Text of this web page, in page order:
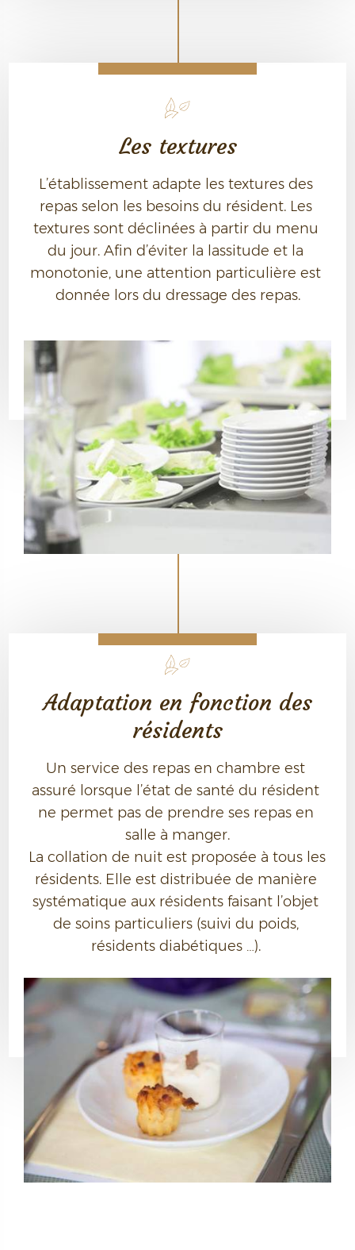
Les textures
L’établissement adapte les textures des
repas selon les besoins du résident. Les
textures sont déclinées à partir du menu
du jour. Afin d’éviter la lassitude et la
monotonie, une attention particulière est
donnée lors du dressage des repas.
Adaptation en fonction des
résidents
Un service des repas en chambre est
assuré lorsque l’état de santé du résident
ne permet pas de prendre ses repas en
salle à manger.
La collation de nuit est proposée à tous les
résidents. Elle est distribuée de manière
systématique aux résidents faisant l’objet
de soins particuliers (suivi du poids,